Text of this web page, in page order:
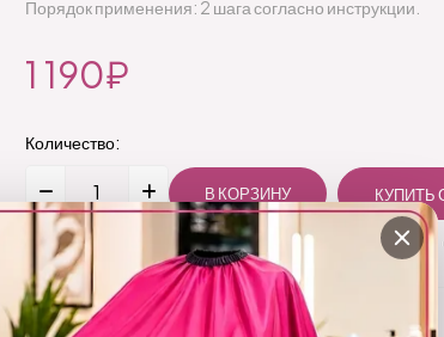
Порядок применения: 2 шага согласно инструкции.
1 190₽
Количество:
Добавить в избранное
Бренд:Limba Cosmetics